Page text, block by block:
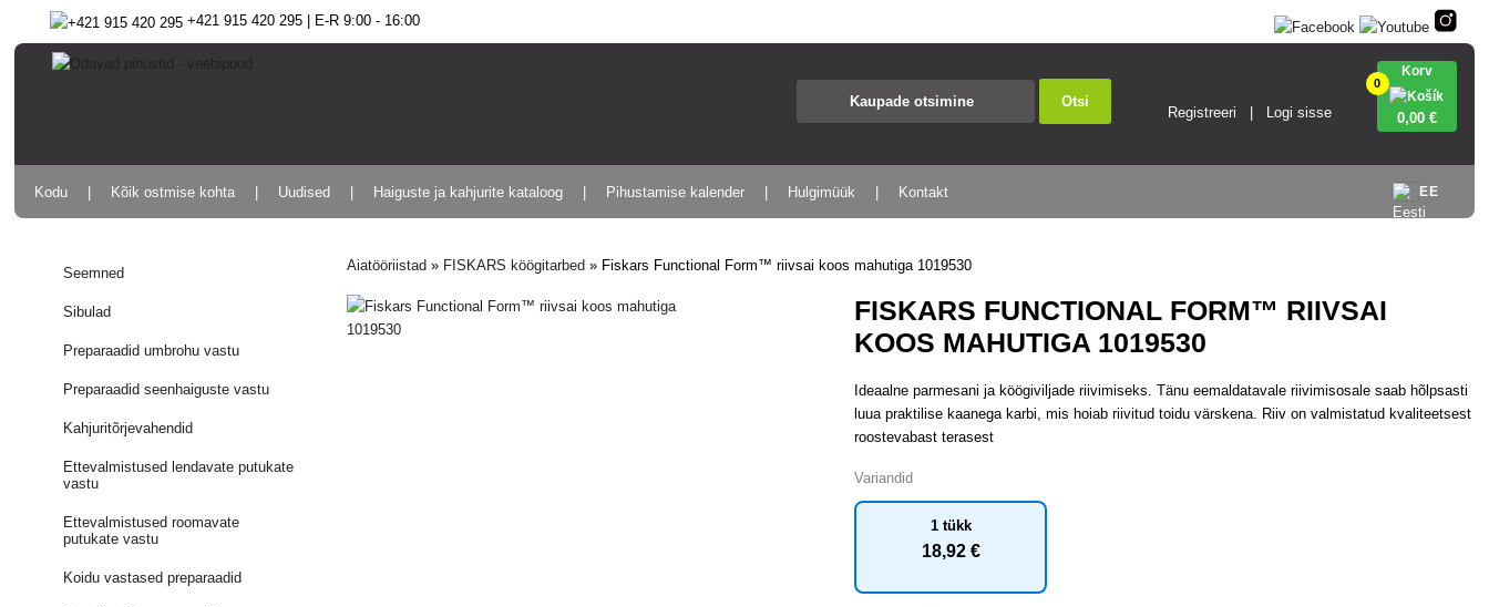
+421 915 420 295 | E-R 9:00 - 16:00
Otsi
Registreeri Logi sisse
0
Korv
0,00 €
EE
Kodu Kõik ostmise kohta Uudised Haiguste ja kahjurite kataloog Pihustamise kalender Hulgimüük Kontakt
Seemned
Sibulad
Preparaadid umbrohu vastu
Preparaadid seenhaiguste vastu
Kahjuritõrjevahendid
Ettevalmistused lendavate putukate
vastu
Ettevalmistused roomavate
putukate vastu
Koidu vastased preparaadid
Aiatööriistad » FISKARS köögitarbed » Fiskars Functional Form™ riivsai koos mahutiga 1019530
FISKARS FUNCTIONAL FORM™ RIIVSAI
KOOS MAHUTIGA 1019530
Ideaalne parmesani ja köögiviljade riivimiseks. Tänu eemaldatavale riivimisosale saab hõlpsasti
luua praktilise kaanega karbi, mis hoiab riivitud toidu värskena. Riiv on valmistatud kvaliteetsest
roostevabast terasest
Variandid
1 tükk
18,92 €